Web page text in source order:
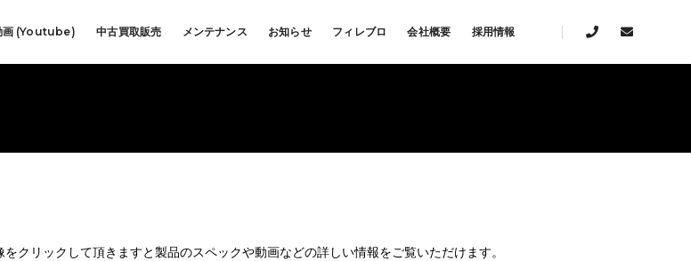
画 (Youtube) 中古買取販売 メンテナンス お知らせ フィレブロ 会社概要 採用情報
クリックして頂きますと製品のスペックや動画などの詳しい情報をご覧いただけます。